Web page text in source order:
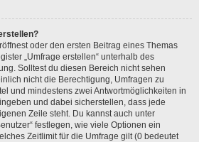
oder den ersten Beitrag eines Themas
„Umfrage erstellen“ unterhalb des
Solltest du diesen Bereich nicht sehen
nicht die Berechtigung, Umfragen zu
und mindestens zwei Antwortmöglichkeiten in
und dabei sicherstellen, dass jede
Zeile steht. Du kannst auch unter
festlegen, wie viele Optionen ein
Zeitlimit für die Umfrage gilt (0 bedeutet